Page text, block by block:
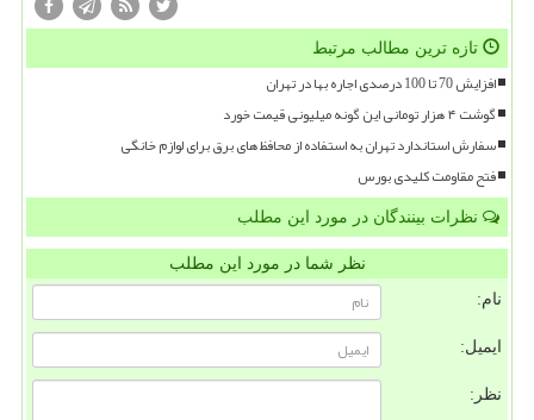
تازه ترین مطالب مرتبط
افزایش 70 تا 100 درصدی اجاره بها در تهران
گوشت ۴ هزار تومانی این گونه میلیونی قیمت خورد
سفارش استاندارد تهران به استفاده از محافظ های برق برای لوازم خانگی
فتح مقاومت کلیدی بورس
نظرات بینندگان در مورد این مطلب
نظر شما در مورد این مطلب
نام:
ایمیل:
نظر: